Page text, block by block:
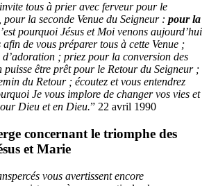
tous à prier avec ferveur pour le
pour la seconde Venue du Seigneur : pour la
pourquoi Jésus et Moi venons aujourd’hui
afin de vous préparer tous à cette Venue ;
d’adoration ; priez pour la conversion des
puisse être prêt pour le Retour du Seigneur ;
du Retour ; écoutez et vous entendrez
Je vous implore de changer vos vies et
Dieu et en Dieu.” 22 avril 1990
concernant le triomphe des
et Marie
vous avertissent encore